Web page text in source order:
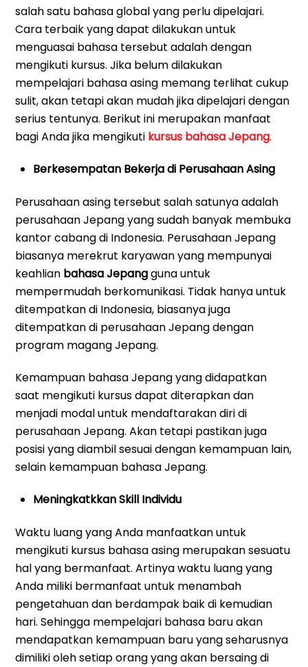
salah satu bahasa global yang perlu dipelajari.
Cara terbaik yang dapat dilakukan untuk
menguasai bahasa tersebut adalah dengan
mengikuti kursus. Jika belum dilakukan
mempelajari bahasa asing memang terlihat cukup
sulit, akan tetapi akan mudah jika dipelajari dengan
serius tentunya. Berikut ini merupakan manfaat
bagi Anda jika mengikuti kursus bahasa Jepang.
Berkesempatan Bekerja di Perusahaan Asing
Perusahaan asing tersebut salah satunya adalah
perusahaan Jepang yang sudah banyak membuka
kantor cabang di Indonesia. Perusahaan Jepang
biasanya merekrut karyawan yang mempunyai
keahlian bahasa Jepangguna untuk
mempermudah berkomunikasi. Tidak hanya untuk
ditempatkan di Indonesia, biasanya juga
ditempatkan di perusahaan Jepang dengan
program magang Jepang.
Kemampuan bahasa Jepang yang didapatkan
saat mengikuti kursus dapat diterapkan dan
menjadi modal untuk mendaftarakan diri di
perusahaan Jepang. Akan tetapi pastikan juga
posisi yang diambil sesuai dengan kemampuan lain,
selain kemampuan bahasa Jepang.
Meningkatkkan Skill Individu
Waktu luang yang Anda manfaatkan untuk
mengikuti kursus bahasa asing merupakan sesuatu
hal yang bermanfaat. Artinya waktu luang yang
Anda miliki bermanfaat untuk menambah
pengetahuan dan berdampak baik di kemudian
hari. Sehingga mempelajari bahasa baru akan
mendapatkan kemampuan baru yang seharusnya
dimiliki oleh setiap orang yang akan bersaing di